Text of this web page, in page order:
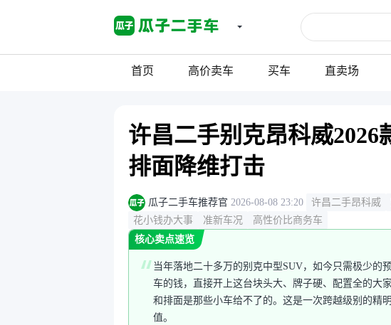
首页 高价卖车 买车 直卖场
许昌二手别克昂科威2026
排面降维打击
瓜子二手车推荐官 2026-08-08 23:20 许昌二手昂科威
花小钱办大事
准新车况
高性价比商务车
核心卖点速览
当年落地二十多万的别克中型SUV，如今只需极少的
车的钱，直接开上这台块头大、牌子硬、配置全的大
和排面是那些小车给不了的。这是一次跨越级别的精
值。